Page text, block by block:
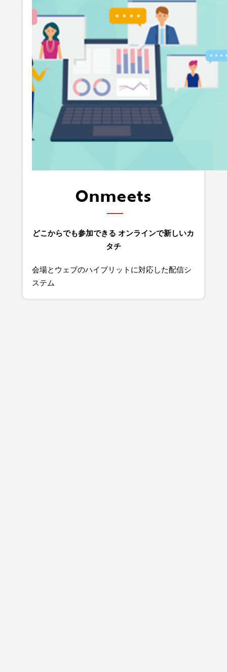
Onmeets
どこからでも参加できる オンラインで新しいカ
タチ
会場とウェブのハイブリットに対応した配信シ
ステム